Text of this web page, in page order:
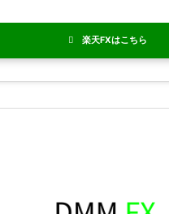
楽天FX